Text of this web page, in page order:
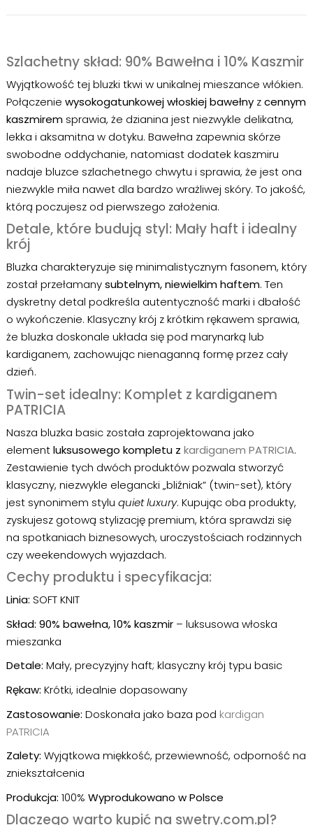
Szlachetny skład: 90% Bawełna i 10% Kaszmir
Wyjątkowość tej bluzki tkwi w unikalnej mieszance włókien.
Połączenie wysokogatunkowej włoskiej bawełny zcennym
kaszmirem sprawia, że dzianina jest niezwykle delikatna,
lekka i aksamitna w dotyku. Bawełna zapewnia skórze
swobodne oddychanie, natomiast dodatek kaszmiru
nadaje bluzce szlachetnego chwytu i sprawia, że jest ona
niezwykle miła nawet dla bardzo wrażliwej skóry. To jakość,
którą poczujesz od pierwszego założenia.
Detale, które budują styl: Mały haft i idealny
krój
Bluzka charakteryzuje się minimalistycznym fasonem, który
został przełamanysubtelnym, niewielkim haftem. Ten
dyskretny detal podkreśla autentyczność marki i dbałość
o wykończenie. Klasyczny krój z krótkim rękawem sprawia,
że bluzka doskonale układa się pod marynarką lub
kardiganem, zachowując nienaganną formę przez cały
dzień.
Twin-set idealny: Komplet z kardiganem
PATRICIA
Nasza bluzka basic została zaprojektowana jako
elementluksusowego kompletu z kardiganem PATRICIA.
Zestawienie tych dwóch produktów pozwala stworzyć
klasyczny, niezwykle elegancki „bliźniak” (twin-set), który
jest synonimem stylu quiet luxury. Kupując oba produkty,
zyskujesz gotową stylizację premium, która sprawdzi się
na spotkaniach biznesowych, uroczystościach rodzinnych
czy weekendowych wyjazdach.
Cechy produktu i specyfikacja:
Linia: SOFT KNIT
Skład: 90% bawełna, 10% kaszmir – luksusowa włoska
mieszanka
Detale: Mały, precyzyjny haft; klasyczny krój typu basic
Rękaw: Krótki, idealnie dopasowany
Zastosowanie: Doskonała jako baza pod kardigan
PATRICIA
Zalety: Wyjątkowa miękkość, przewiewność, odporność na
zniekształcenia
Produkcja: 100% Wyprodukowano w Polsce
Dlaczego warto kupić na swetry.com.pl?